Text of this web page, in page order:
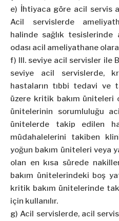
e) İhtiyaca göre acil servis
Acil servislerde
halinde sağlık
odası acil ameliyathane
f) III. seviye acil servisler ile
seviye acil servislerde,
hastaların tıbbi tedavi ve
üzere kritik bakım üniteleri
ünitelerinin sorumluluğu
ünitelerde takip edilen
müdahalelerini takiben
yoğun bakım üniteleri veya
olan en kısa sürede
bakım ünitelerindeki boş
kritik bakım ünitelerinde
için kullanılır.
g) Acil servislerde, acil